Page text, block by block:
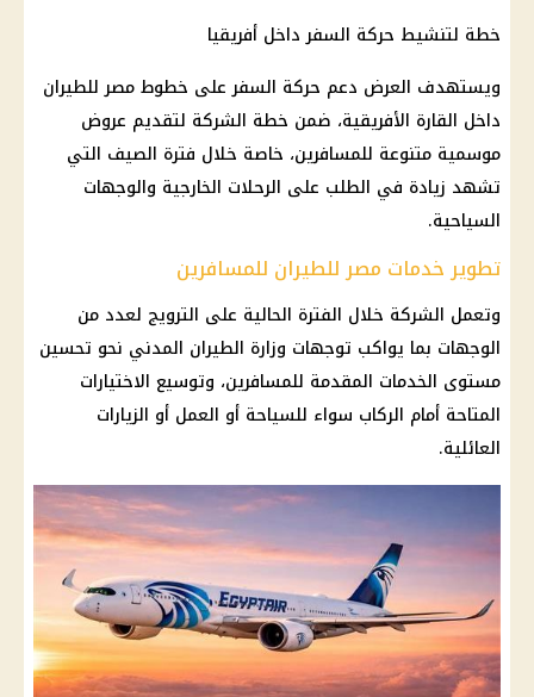
خطة لتنشيط حركة السفر داخل أفريقيا
ويستهدف العرض دعم حركة السفر على خطوط مصر للطيران
داخل القارة الأفريقية، ضمن خطة الشركة لتقديم عروض
موسمية متنوعة للمسافرين، خاصة خلال فترة الصيف التي
تشهد زيادة في الطلب على الرحلات الخارجية والوجهات
السياحية.
تطوير خدمات مصر للطيران للمسافرين
وتعمل الشركة خلال الفترة الحالية على الترويج لعدد من
الوجهات بما يواكب توجهات وزارة الطيران المدني نحو تحسين
مستوى الخدمات المقدمة للمسافرين، وتوسيع الاختيارات
المتاحة أمام الركاب سواء للسياحة أو العمل أو الزيارات
العائلية.